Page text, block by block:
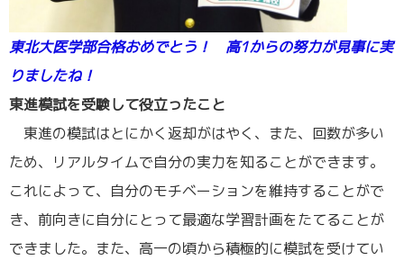
東北大医学部合格おめでとう！ 高1からの努力が見事に実
りましたね！
東進模試を受験して役立ったこと
東進の模試はとにかく返却がはやく、また、回数が多い
ため、リアルタイムで自分の実力を知ることができます。
これによって、自分のモチベーションを維持することがで
き、前向きに自分にとって最適な学習計画をたてることが
できました。また、高一の頃から積極的に模試を受けてい